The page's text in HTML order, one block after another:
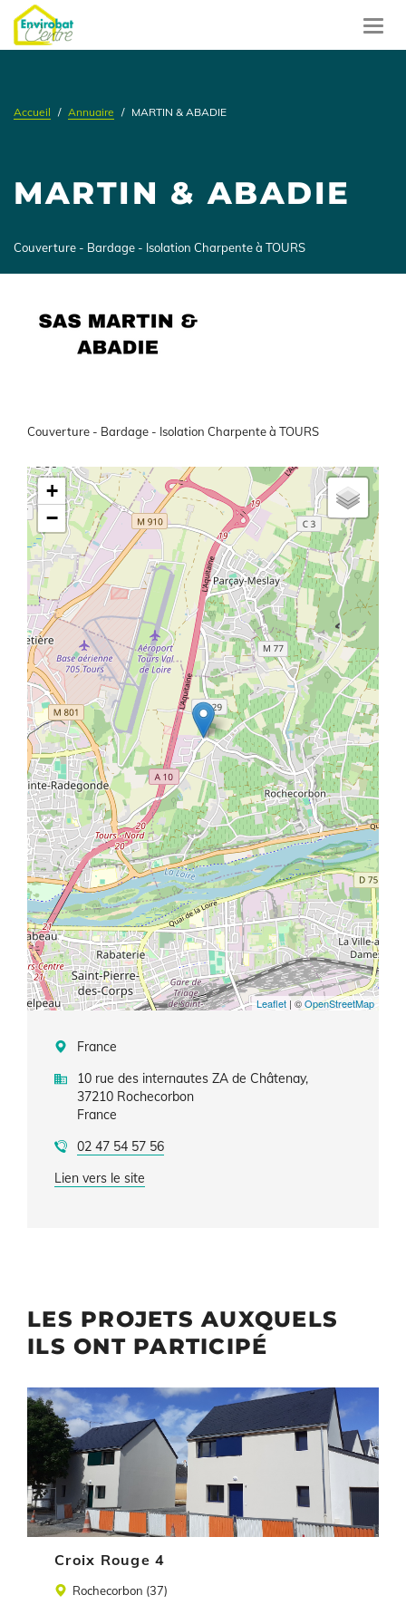
Aller
au
contenu
Accueil Annuaire MARTIN & ABADIE
MARTIN & ABADIE
Présentation
Couverture - Bardage - Isolation Charpente à TOURS
Présentation
Couverture - Bardage - Isolation Charpente à TOURS
Latitude/Longitude
+
−
Leaflet | ©OpenStreetMap
France
10 rue des internautes ZA de Châtenay,
37210 Rochecorbon
France
02 47 54 57 56
Lien vers le site
LES PROJETS AUXQUELS
ILS ONT PARTICIPÉ
Illustration
Croix Rouge 4
Rochecorbon (37)